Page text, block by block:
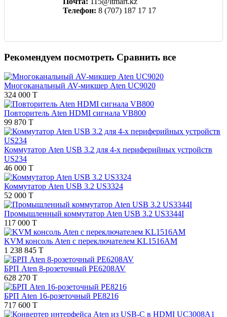
Телефон: 8 (707) 187 17 17
Рекомендуем посмотреть Сравнить все
Многоканальный AV-микшер Aten UC9020
324 000 T
Повторитель Aten HDMI сигнала VB800
99 870 T
Коммутатор Aten USB 3.2 для 4-х периферийных устройств
US234
46 000 T
Коммутатор Aten USB 3.2 US3324
52 000 T
Промышленный коммутатор Aten USB 3.2 US3344I
117 000 T
KVM консоль Aten с переключателем KL1516AM
1 238 845 T
БРП Aten 8-розеточный PE6208AV
628 270 T
БРП Aten 16-розеточный PE8216
717 600 T